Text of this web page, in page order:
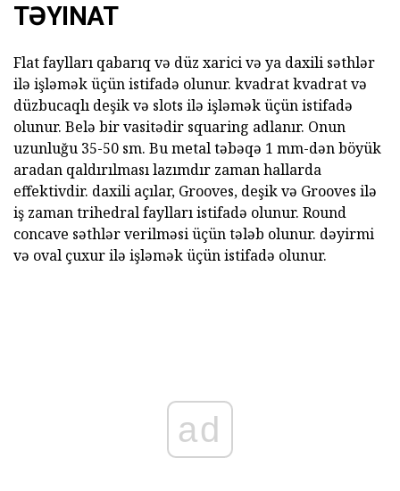
TƏYINAT
Flat faylları qabarıq və düz xarici və ya daxili səthlər
ilə işləmək üçün istifadə olunur. kvadrat kvadrat və
düzbucaqlı deşik və slots ilə işləmək üçün istifadə
olunur. Belə bir vasitədir squaring adlanır. Onun
uzunluğu 35-50 sm. Bu metal təbəqə 1 mm-dən böyük
aradan qaldırılması lazımdır zaman hallarda
effektivdir. daxili açılar, Grooves, deşik və Grooves ilə
iş zaman trihedral faylları istifadə olunur. Round
concave səthlər verilməsi üçün tələb olunur. dəyirmi
və oval çuxur ilə işləmək üçün istifadə olunur.
ad